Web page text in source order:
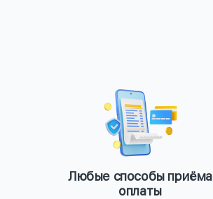
Любые способы приёма
оплаты